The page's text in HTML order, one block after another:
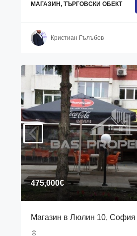
МАГАЗИН, ТЪРГОВСКИ ОБЕКТ
Кристиан Гълъбов
475,000€
Магазин в Люлин 10, София